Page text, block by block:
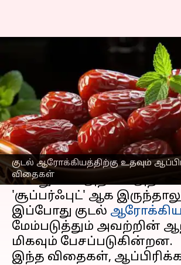
குடல் ஆரோக்கியத்திற்கு உதவும்
விதைகள்
ஆப்பிரிக்கன்
விதைகள்: உங்கள்
ஆரோக்கிய
எழுதியவர் Vasuki Jul 08, 2026 07:10 pm
செய்தி முன்னோட்டம்
ஆப்பிரிக்கன்ஜூஜூப்
பொதுவாக அதிகம்
'சூப்பர்ஃபுட்' ஆக
இப்போது குடல்
மேம்படுத்தும் அவற்றின்
மிகவும் பேசப்படுகின்றன.
இந்த விதைகள்,